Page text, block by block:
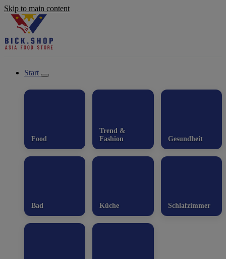
Skip to main content
Start
Food
Trend &
Fashion
Gesundheit
Bad Küche Schlafzimmer